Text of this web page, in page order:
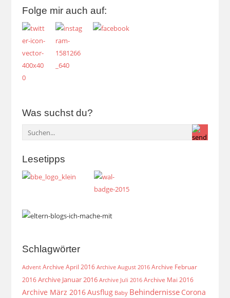
Folge mir auch auf:
Was suchst du?
Lesetipps
Schlagwörter
Advent Archive April 2016 Archive August 2016 Archive Februar
2016 Archive Januar 2016 Archive Juli 2016 Archive Mai 2016
Archive März 2016Ausflug Baby Behindernisse Corona